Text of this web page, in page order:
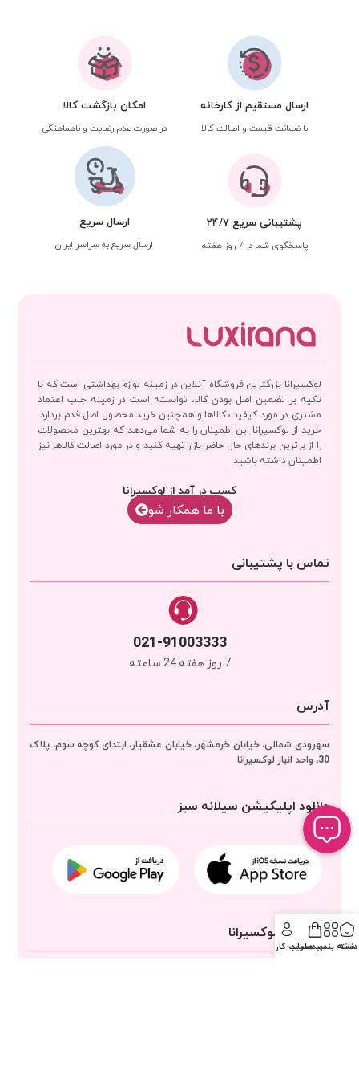
ارسال مستقیم از کارخانه
با ضمانت قیمت و اصالت کالا
امکان بازگشت کالا
در صورت عدم رضایت و ناهماهنگی
پشتیبانی سریع 24/7
پاسخگوی شما در 7 روز هفته
ارسال سریع
ارسال سریع به سراسر ایران
لوکسیرانا بزرگترین فروشگاه آنلاین در زمینه لوازم بهداشتی است که با
تکیه بر تضمین اصل بودن کالا، توانسته است در زمینه جلب اعتماد
مشتری در مورد کیفیت کالاها و همچنین خرید محصول اصل قدم بردارد.
خرید از لوکسیرانا این اطمینان را به شما می‌دهد که بهترین محصولات
را از برترین برندهای حال حاضر بازار تهیه کنید و در مورد اصالت کالاها نیز
اطمینان داشته باشید.
کسب در آمد از لوکسیرانا
با‌‌ ما همکار شو
تماس با پشتیبانی
021-91003333
7 روز هفته 24 ساعته
آدرس
سهرودی شمالی، خیابان خرمشهر، خیابان عشقیار، ابتدای کوچه سوم، پلاک
30، واحد انبار
لوکسیرانا
دانلود اپلیکیشن سیلانه سبز
مجوزهای لوکسیرانا
خانه
دسته بندی ها
سبد خرید
حساب کاربری